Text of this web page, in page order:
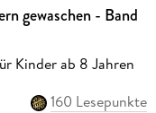
gewaschen - Band
Kinder ab 8 Jahren
160 Lesepunkte